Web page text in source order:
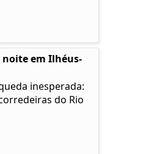
noite em Ilhéus-
inesperada:
do Rio